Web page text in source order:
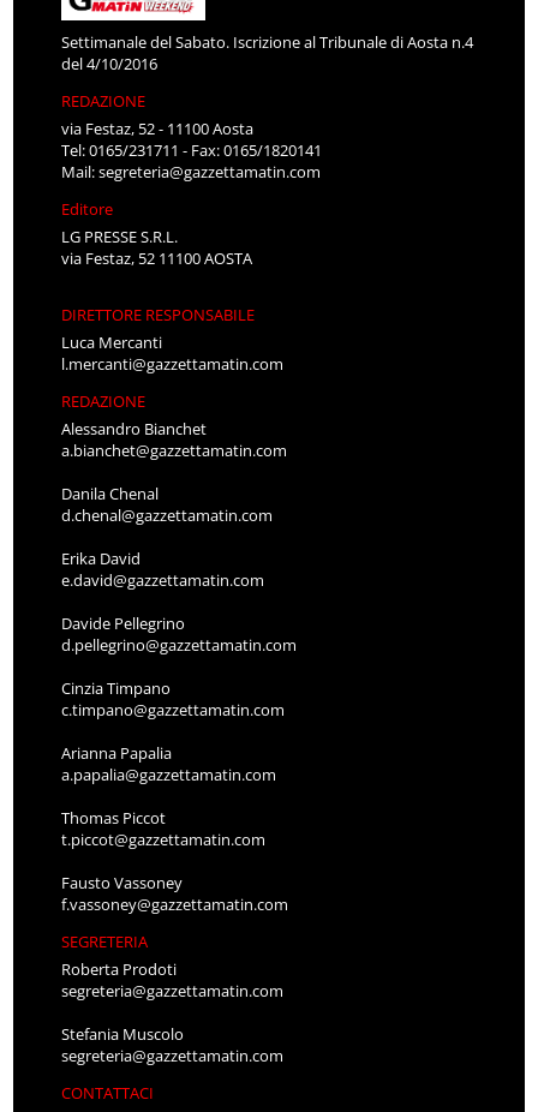
Settimanale del Sabato. Iscrizione al Tribunale di Aosta n.4
del 4/10/2016
REDAZIONE
via Festaz, 52 - 11100 Aosta
Tel: 0165/231711 - Fax: 0165/1820141
Mail:segreteria@gazzettamatin.com
Editore
LG PRESSE S.R.L.
via Festaz, 52 11100 AOSTA
DIRETTORE RESPONSABILE
Luca Mercanti
l.mercanti@gazzettamatin.com
REDAZIONE
Alessandro Bianchet
a.bianchet@gazzettamatin.com
Danila Chenal
d.chenal@gazzettamatin.com
Erika David
e.david@gazzettamatin.com
Davide Pellegrino
d.pellegrino@gazzettamatin.com
Cinzia Timpano
c.timpano@gazzettamatin.com
Arianna Papalia
a.papalia@gazzettamatin.com
Thomas Piccot
t.piccot@gazzettamatin.com
Fausto Vassoney
f.vassoney@gazzettamatin.com
SEGRETERIA
Roberta Prodoti
segreteria@gazzettamatin.com
Stefania Muscolo
segreteria@gazzettamatin.com
CONTATTACI